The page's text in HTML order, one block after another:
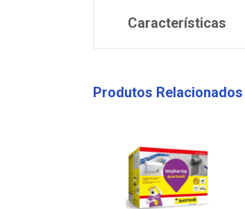
Características
Produtos Relacionados